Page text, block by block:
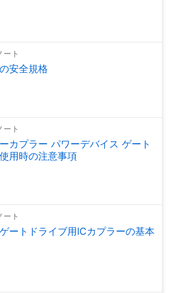
ート
安全規格
ート
カプラー パワーデバイス ゲート
用時の注意事項
ート
ートドライブ用ICカプラーの基本